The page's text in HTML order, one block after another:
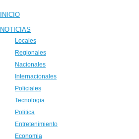
INICIO
NOTICIAS
Locales
Regionales
Nacionales
Internacionales
Policiales
Tecnologia
Politica
Entretenimiento
Economia